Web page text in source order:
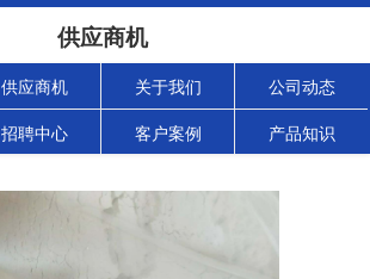
供应商机
供应商机 关于我们 公司动态
招聘中心 客户案例 产品知识